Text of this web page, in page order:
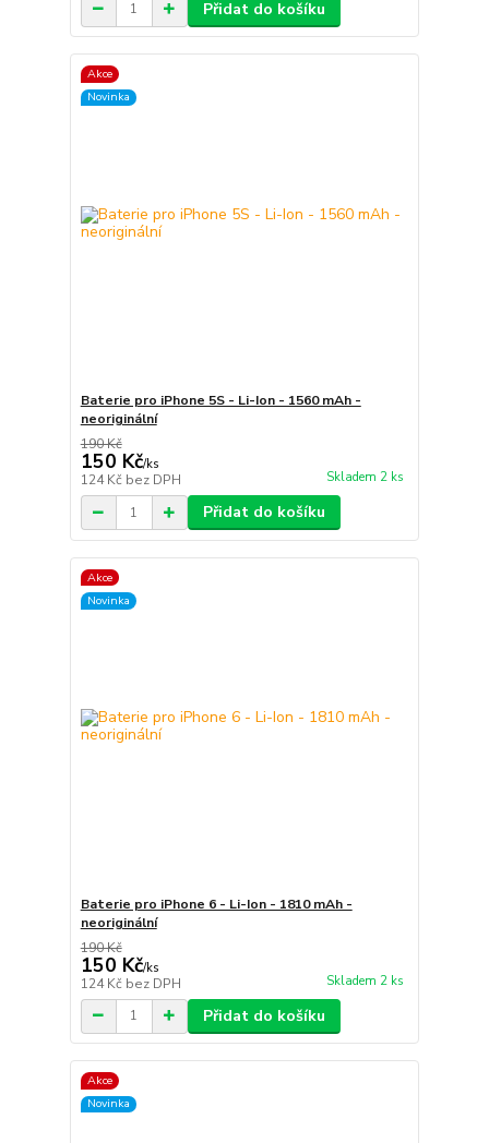
Přidat do košíku
Akce
Novinka
Baterie pro iPhone 5S - Li-Ion - 1560 mAh -
neoriginální
190 Kč
150 Kč/ks
124 Kč bez DPH Skladem 2 ks
Přidat do košíku
Akce
Novinka
Baterie pro iPhone 6 - Li-Ion - 1810 mAh -
neoriginální
190 Kč
150 Kč/ks
124 Kč bez DPH Skladem 2 ks
Přidat do košíku
Akce
Novinka